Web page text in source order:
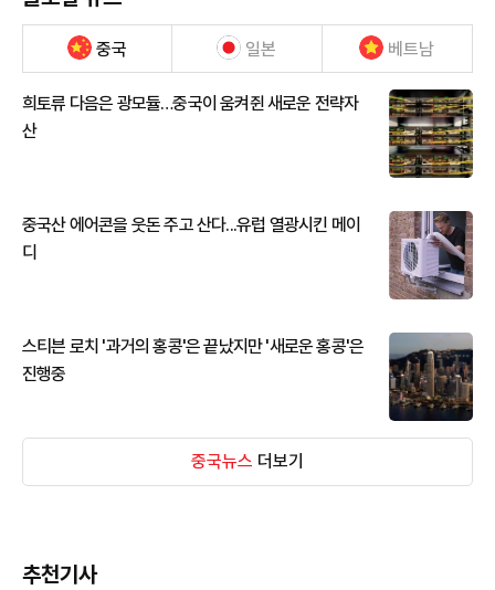
중국 일본 베트남
희토류 다음은 광모듈…중국이 움켜쥔 새로운 전략자
산
중국산 에어콘을 웃돈 주고 산다...유럽 열광시킨 메이
디
스티븐 로치 '과거의 홍콩'은 끝났지만 '새로운 홍콩'은
진행중
중국뉴스 더보기
추천기사